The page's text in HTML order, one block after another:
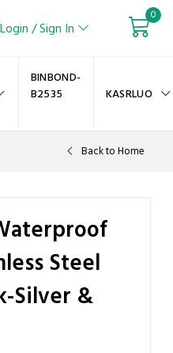
Login / Sign In
0
BINBOND-
B2535
KASRLUO
Back to Home
Steel
Silver &